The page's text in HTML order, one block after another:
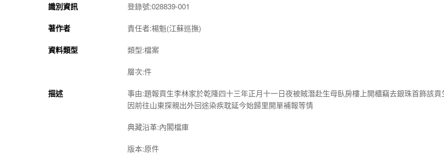
識別資訊 登錄號:028839-001
著作者 責任者:楊魁(江蘇巡撫)
資料類型 類型:檔案
層次:件
描述
事由:題報貢生李林家於乾隆四十三年正月十一日夜被賊潛赴生母臥房樓上開櫃竊去銀珠首飾該貢
因前往山東探親出外回途染疾耽延今始歸里開單補報等情
典藏沿革:內閣檔庫
版本:原件